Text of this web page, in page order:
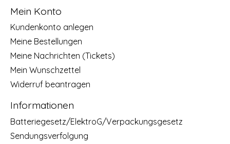
Mein Konto
Kundenkonto anlegen
Meine Bestellungen
Meine Nachrichten (Tickets)
Mein Wunschzettel
Widerruf beantragen
Informationen
Batteriegesetz/ElektroG/Verpackungsgesetz
Sendungsverfolgung